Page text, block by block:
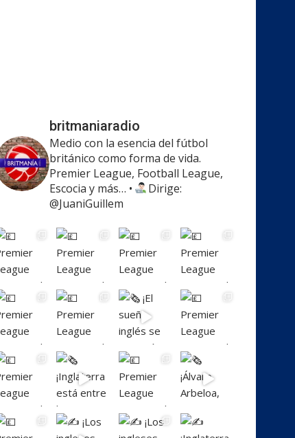
britmaniaradio
Medio con la esencia del fútbol
británico como forma de vida.
Premier League, Football League,
Escocia y más… •
Dirige:
@JuaniGuillem